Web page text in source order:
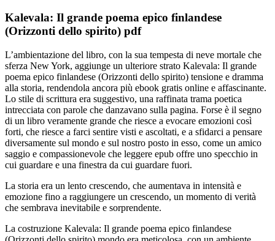
Kalevala: Il grande poema epico finlandese
(Orizzonti dello spirito) pdf
L’ambientazione del libro, con la sua tempesta di neve mortale che
sferza New York, aggiunge un ulteriore strato Kalevala: Il grande
poema epico finlandese (Orizzonti dello spirito) tensione e dramma
alla storia, rendendola ancora più ebook gratis online e affascinante.
Lo stile di scrittura era suggestivo, una raffinata trama poetica
intrecciata con parole che danzavano sulla pagina. Forse è il segno
di un libro veramente grande che riesce a evocare emozioni così
forti, che riesce a farci sentire visti e ascoltati, e a sfidarci a pensare
diversamente sul mondo e sul nostro posto in esso, come un amico
saggio e compassionevole che leggere epub offre uno specchio in
cui guardare e una finestra da cui guardare fuori.
La storia era un lento crescendo, che aumentava in intensità e
emozione fino a raggiungere un crescendo, un momento di verità
che sembrava inevitabile e sorprendente.
La costruzione Kalevala: Il grande poema epico finlandese